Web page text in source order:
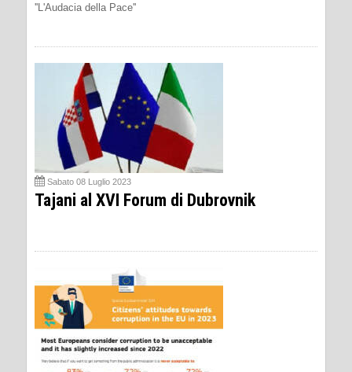
''L'Audacia della Pace''
Sabato 08 Luglio 2023
Tajani al XVI Forum di Dubrovnik